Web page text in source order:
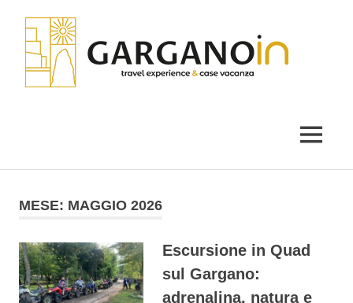
contenuto
MENU
MESE: MAGGIO 2026
Escursione in Quad
sul Gargano:
adrenalina, natura e